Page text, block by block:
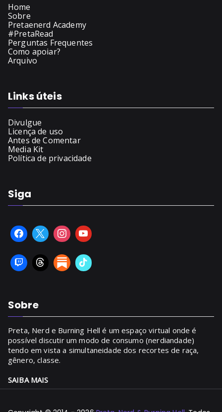
Home
Sobre
Pretaenerd Academy
#PretaRead
Perguntas Frequentes
Como apoiar?
Arquivo
Links úteis
Divulgue
Licença de uso
Antes de Comentar
Media Kit
Política de privacidade
Siga
Sobre
Preta, Nerd e Burning Hell é um espaço virtual onde é
possível discutir um modo de consumo (nerdiandade)
tendo em vista a simultaneidade dos recortes de raça,
gênero, classe.
SAIBA MAIS